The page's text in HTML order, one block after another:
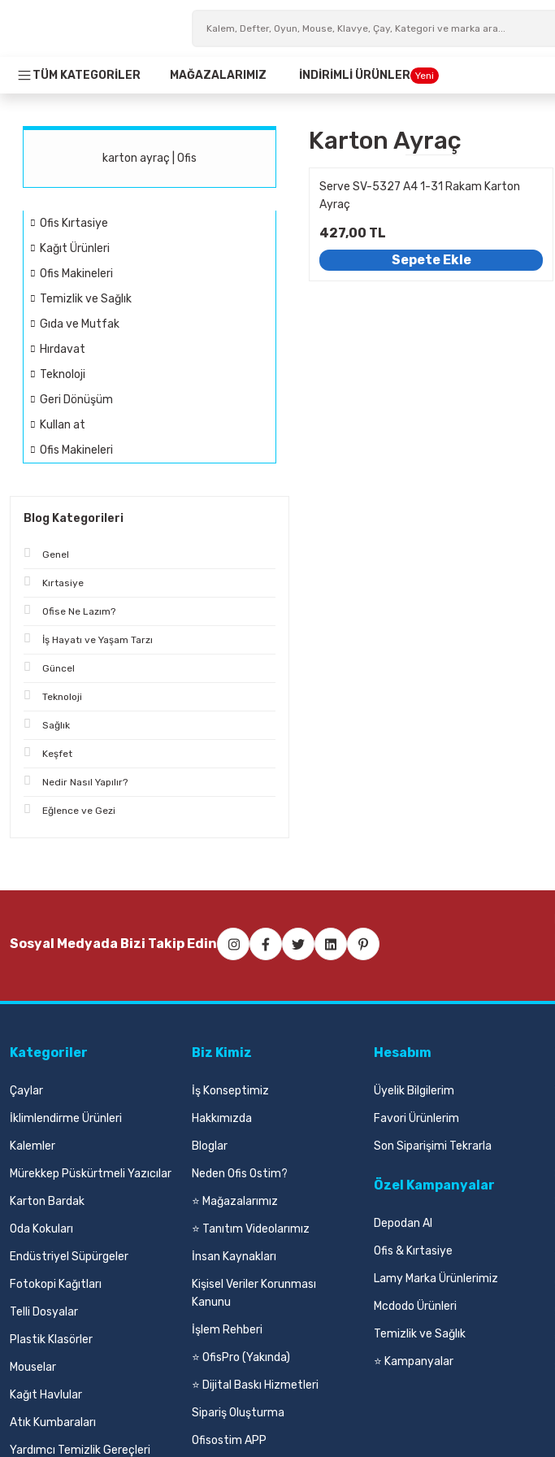
TÜM KATEGORİLER MAĞAZALARIMIZ İNDİRİMLİ ÜRÜNLER Yeni
karton ayraç | Ofis
Ofis Kırtasiye
Kağıt Ürünleri
Ofis Makineleri
Temizlik ve Sağlık
Gıda ve Mutfak
Hırdavat
Teknoloji
Geri Dönüşüm
Kullan at
Ofis Makineleri
Blog Kategorileri
Genel
Kırtasiye
Ofise Ne Lazım?
İş Hayatı ve Yaşam Tarzı
Güncel
Teknoloji
Sağlık
Keşfet
Nedir Nasıl Yapılır?
Eğlence ve Gezi
Karton Ayraç
Serve SV-5327 A4 1-31 Rakam Karton
Ayraç
427,00 TL
Sepete Ekle
Sosyal Medyada Bizi Takip Edin
Kategoriler
Çaylar
İklimlendirme Ürünleri
Kalemler
Mürekkep Püskürtmeli Yazıcılar
Karton Bardak
Oda Kokuları
Endüstriyel Süpürgeler
Fotokopi Kağıtları
Telli Dosyalar
Plastik Klasörler
Mouselar
Kağıt Havlular
Atık Kumbaraları
Yardımcı Temizlik Gereçleri
Biz Kimiz
İş Konseptimiz
Hakkımızda
Bloglar
Neden Ofis Ostim?
⭐ Mağazalarımız
⭐ Tanıtım Videolarımız
İnsan Kaynakları
Kişisel Veriler Korunması
Kanunu
İşlem Rehberi
⭐ OfisPro (Yakında)
⭐ Dijital Baskı Hizmetleri
Sipariş Oluşturma
Ofisostim APP
Hesabım
Üyelik Bilgilerim
Favori Ürünlerim
Son Siparişimi Tekrarla
Özel Kampanyalar
Depodan Al
Ofis & Kırtasiye
Lamy Marka Ürünlerimiz
Mcdodo Ürünleri
Temizlik ve Sağlık
⭐ Kampanyalar